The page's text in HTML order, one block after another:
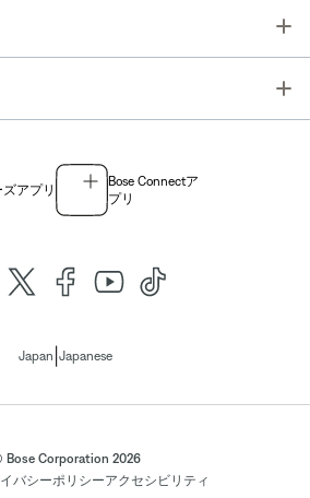
アプリ
Bose Connectア
プリ
Japan Japanese
Bose Corporation 2026
バシーポリシーアクセシビリティ